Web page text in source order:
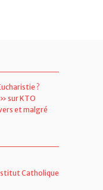
?
sur KTO
et malgré
Catholique